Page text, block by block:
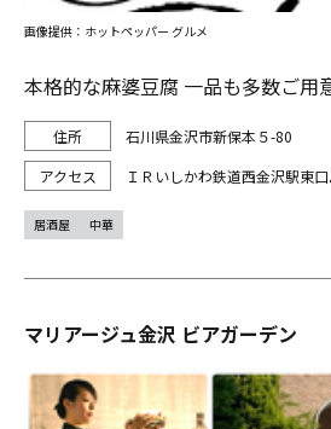
本格的な麻婆豆腐 一品も多数ご用
石川県金沢市新保本５-80
ＩＲいしかわ鉄道西金沢駅東
画像提供：ホットペッパー グルメ
居酒屋 中華
マリアージュ金沢 ビアガーデン